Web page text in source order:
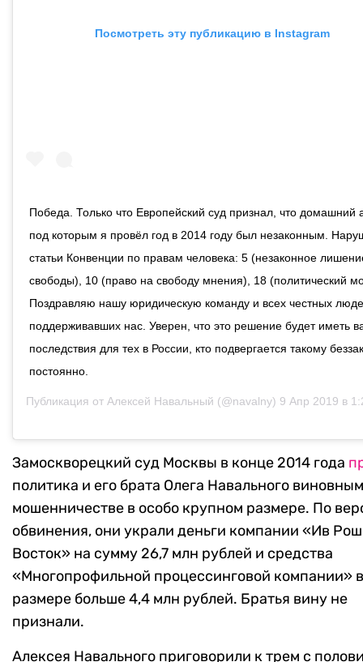
Посмотреть эту публикацию в Instagram
Победа. Только что Европейский суд признал, что домашний
под которым я провёл год в 2014 году был незаконным.
статьи Конвенции по правам человека: 5 (незаконное
свободы), 10 (право на свободу мнения), 18 (политический
Поздравляю нашу юридическую команду и всех честных
поддерживавших нас. Уверен, что это решение будет иметь
последствия для тех в России, кто подвергается такому
постоянно.
Публикация от Алексей Навальный (@navalny) 9 Апр 2019 в
Замоскворецкий суд Москвы в конце 2014 года
политика и его брата Олега Навального
мошенничестве в особо крупном размере. По
обвинения, они украли деньги компании «Ив
Восток» на сумму 26,7 млн рублей и средства
«Многопрофильной процессинговой компании» в
размере больше 4,4 млн рублей. Братья вину не
признали.
Алексея Навального приговорили к трем с